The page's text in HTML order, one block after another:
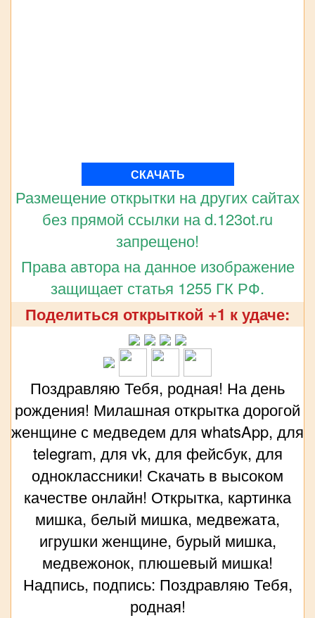
СКАЧАТЬ
Размещение открытки на других сайтах
без прямой ссылки на d.123ot.ru
запрещено!
Права автора на данное изображение
защищает статья 1255 ГК РФ.
Поделиться открыткой +1 к удаче:
Поздравляю Тебя, родная! На день
рождения! Милашная открытка дорогой
женщине с медведем для whatsApp, для
telegram, для vk, для фейсбук, для
одноклассники! Скачать в высоком
качестве онлайн! Открытка, картинка
мишка, белый мишка, медвежата,
игрушки женщине, бурый мишка,
медвежонок, плюшевый мишка!
Надпись, подпись: Поздравляю Тебя,
родная!